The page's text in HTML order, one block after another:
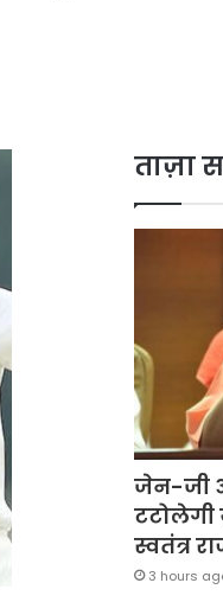
ताज़ा
जेन-जी
टटोलेगी
स्वतंत्र
3 hours